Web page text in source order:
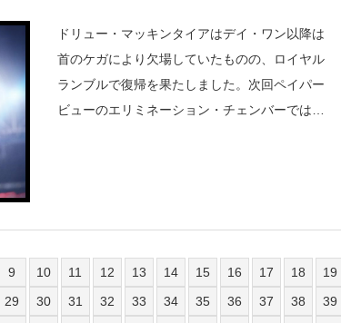
ドリュー・マッキンタイアはデイ・ワン以降は
首のケガにより欠場していたものの、ロイヤル
ランブルで復帰を果たしました。次回ペイパー
ビューのエリミネーション・チェンバーでは、
9 10 11 12 13 14 15 16 17 18
19
29 30 31 32 33 34 35 36 37 38
39